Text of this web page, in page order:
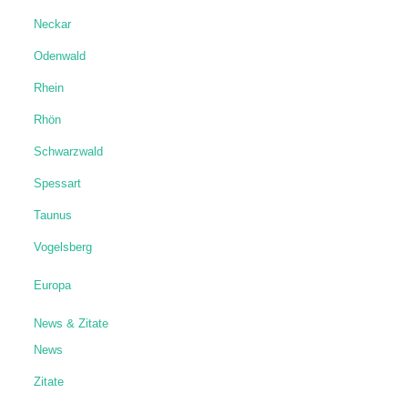
Neckar
Odenwald
Rhein
Rhön
Schwarzwald
Spessart
Taunus
Vogelsberg
Europa
News & Zitate
News
Zitate